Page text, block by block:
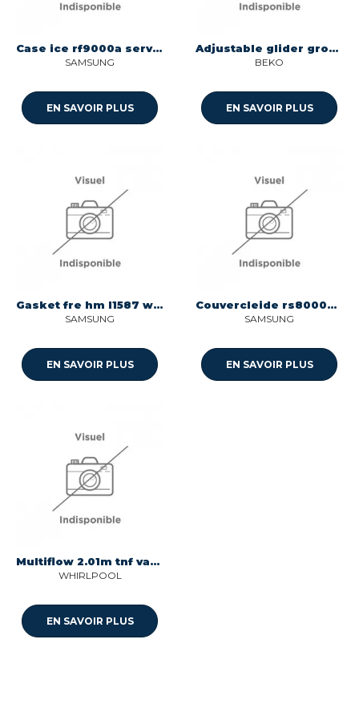
Case ice rf9000a service pour refrigerateur Samsung DA97-22162A
SAMSUNG
EN SAVOIR PLUS
Adjustable glider group 6.5 26.5 mm pour refrigerateur Beko 4117652500
BEKO
EN SAVOIR PLUS
Gasket fre hm l1587 w341 pour refrigerateur Samsung DA97-19850N
SAMSUNG
EN SAVOIR PLUS
Couvercleide rs8000ac ref pour refrigerateur Samsung DA97-19218B
SAMSUNG
EN SAVOIR PLUS
Multiflow 2.01m tnf var pour refrigerateur Whirlpool C00849590
WHIRLPOOL
EN SAVOIR PLUS